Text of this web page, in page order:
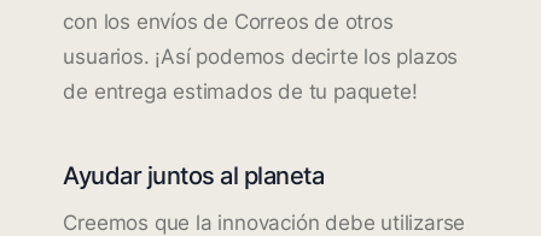
con los envíos de Correos de otros
usuarios. ¡Así podemos decirte los plazos
de entrega estimados de tu paquete!
Ayudar juntos al planeta
Creemos que la innovación debe utilizarse